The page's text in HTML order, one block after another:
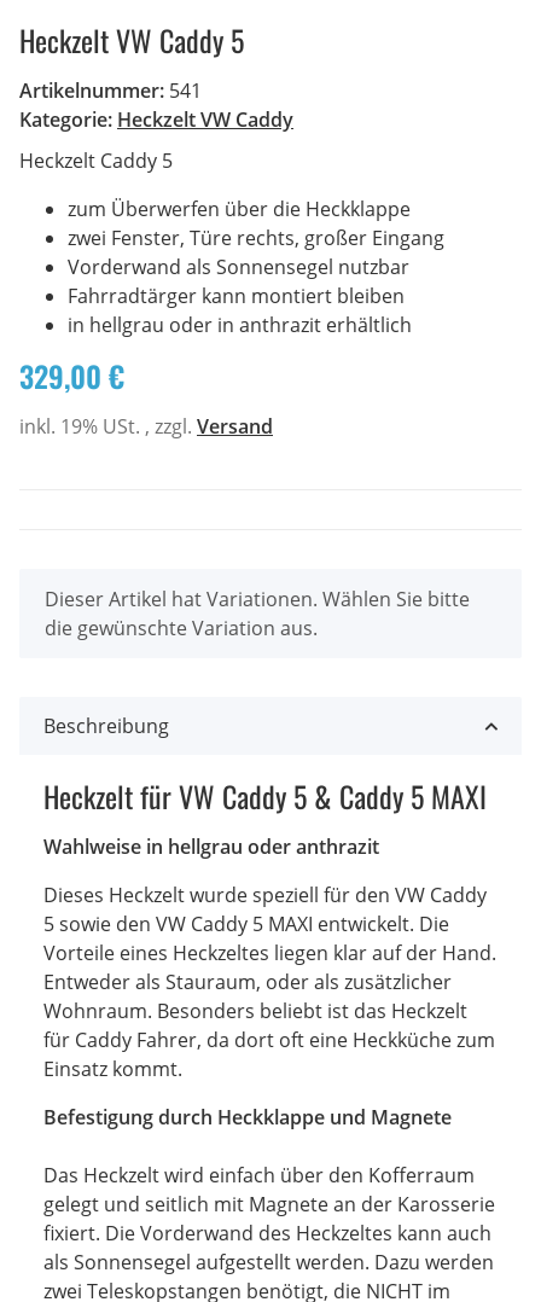
Heckzelt VW Caddy 5
Artikelnummer: 541
Kategorie: Heckzelt VW Caddy
Heckzelt Caddy 5
zum Überwerfen über die Heckklappe
zwei Fenster, Türe rechts, großer Eingang
Vorderwand als Sonnensegel nutzbar
Fahrradtärger kann montiert bleiben
in hellgrau oder in anthrazit erhältlich
329,00 €
inkl. 19% USt. , zzgl. Versand
x
Dieser Artikel hat Variationen. Wählen Sie bitte
die gewünschte Variation aus.
Beschreibung
Heckzelt für VW Caddy 5 & Caddy 5 MAXI
Wahlweise in hellgrau oder anthrazit
Dieses Heckzelt wurde speziell für den VW Caddy
5 sowie den VW Caddy 5 MAXI entwickelt. Die
Vorteile eines Heckzeltes liegen klar auf der Hand.
Entweder als Stauraum, oder als zusätzlicher
Wohnraum. Besonders beliebt ist das Heckzelt
für Caddy Fahrer, da dort oft eine Heckküche zum
Einsatz kommt.
Befestigung durch Heckklappe und Magnete
Das Heckzelt wird einfach über den Kofferraum
gelegt und seitlich mit Magnete an der Karosserie
fixiert. Die Vorderwand des Heckzeltes kann auch
als Sonnensegel aufgestellt werden. Dazu werden
zwei Teleskopstangen benötigt, die NICHT im